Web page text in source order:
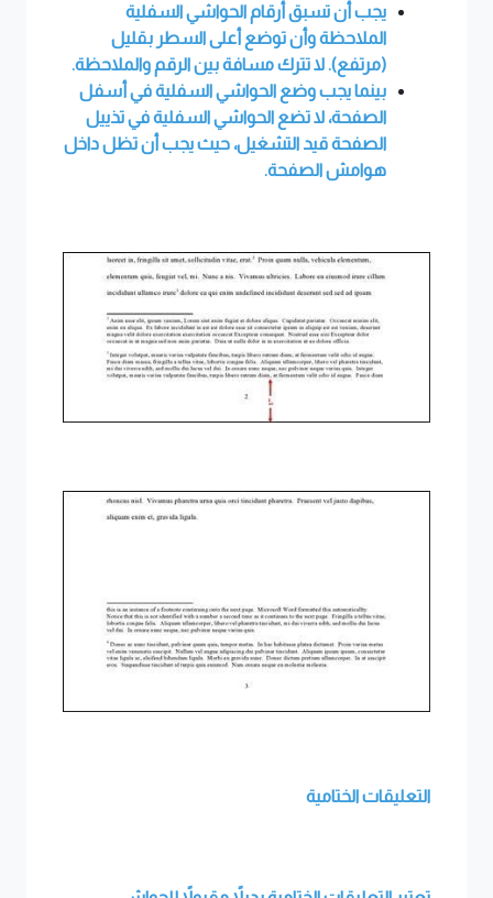
يجب أن تسبق أرقام الحواشي السفلية
الملاحظة وأن توضع أعلى السطر بقليل
(مرتفع). لا تترك مسافة بين الرقم والملاحظة.
بينما يجب وضع الحواشي السفلية في أسفل
الصفحة، لا تضع الحواشي السفلية في تذييل
الصفحة قيد التشغيل، حيث يجب أن تظل داخل
هوامش الصفحة.
التعليقات الختامية